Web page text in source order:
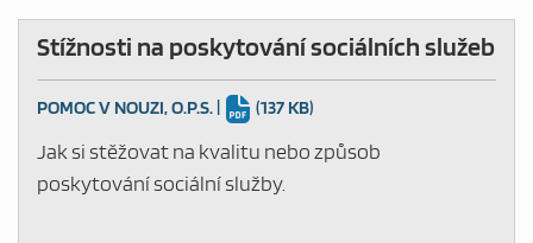
Stížnosti na poskytování sociálních služeb
POMOC V NOUZI, O.P.S. | (137 KB)
Jak si stěžovat na kvalitu nebo způsob
poskytování sociální služby.